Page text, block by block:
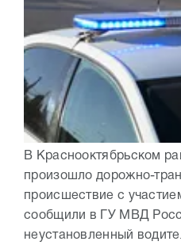
В Краснооктябрьском
произошло дорожно-
происшествие с
сообщили в ГУ МВД
неустановленный